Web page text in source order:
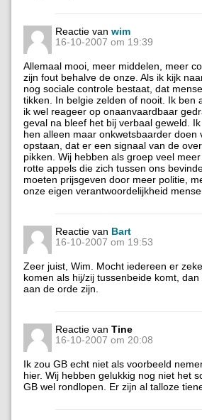
Reactie van wim
16-10-2007 om 19:39
Allemaal mooi, meer middelen, meer
zijn fout behalve de onze. Als ik kijk
nog sociale controle bestaat, dat
tikken. In belgie zelden of nooit. Ik ben
ik wel reageer op onaanvaardbaar
geval na bleef het bij verbaal geweld.
hen alleen maar onkwetsbaarder
opstaan, dat er een signaal van de
pikken. Wij hebben als groep veel
rotte appels die zich tussen ons
moeten prijsgeven door meer politie,
onze eigen verantwoordelijkheid
Reactie van Bart
16-10-2007 om 19:53
Zeer juist, Wim. Mocht iedereen er
komen als hij/zij tussenbeide komt,
aan de orde zijn.
Reactie van Tine
16-10-2007 om 20:08
Ik zou GB echt niet als voorbeeld
hier. Wij hebben gelukkig nog niet het
GB wel rondlopen. Er zijn al talloze